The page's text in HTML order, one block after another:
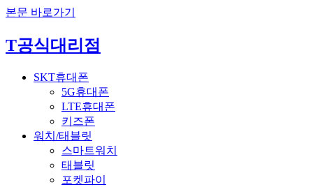
본문 바로가기
T공식대리점
SKT휴대폰
5G휴대폰
LTE휴대폰
키즈폰
워치/태블릿
스마트워치
태블릿
포켓파이